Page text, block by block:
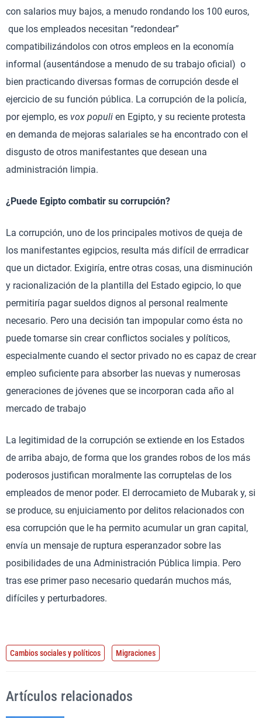
con salarios muy bajos, a menudo rondando los 100 euros,
que los empleados necesitan “redondear”
compatibilizándolos con otros empleos en la economía
informal (ausentándose a menudo de su trabajo oficial) o
bien practicando diversas formas de corrupción desde el
ejercicio de su función pública. La corrupción de la policía,
por ejemplo, es vox populi en Egipto, y su reciente protesta
en demanda de mejoras salariales se ha encontrado con el
disgusto de otros manifestantes que desean una
administración limpia.
¿Puede Egipto combatir su corrupción?
La corrupción, uno de los principales motivos de queja de
los manifestantes egipcios, resulta más difícil de errradicar
que un dictador. Exigiría, entre otras cosas, una disminución
y racionalización de la plantilla del Estado egipcio, lo que
permitiría pagar sueldos dignos al personal realmente
necesario. Pero una decisión tan impopular como ésta no
puede tomarse sin crear conflictos sociales y políticos,
especialmente cuando el sector privado no es capaz de crear
empleo suficiente para absorber las nuevas y numerosas
generaciones de jóvenes que se incorporan cada año al
mercado de trabajo
La legitimidad de la corrupción se extiende en los Estados
de arriba abajo, de forma que los grandes robos de los más
poderosos justifican moralmente las corruptelas de los
empleados de menor poder. El derrocamieto de Mubarak y, si
se produce, su enjuiciamento por delitos relacionados con
esa corrupción que le ha permito acumular un gran capital,
envía un mensaje de ruptura esperanzador sobre las
posibilidades de una Administración Pública limpia. Pero
tras ese primer paso necesario quedarán muchos más,
difíciles y perturbadores.
Cambios sociales y políticos Migraciones
Artículos relacionados